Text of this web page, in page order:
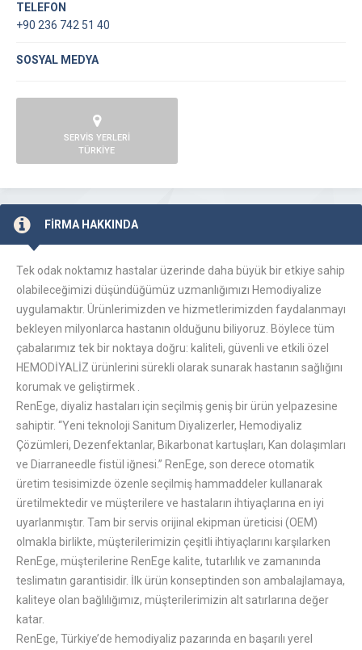
TELEFON
+90 236 742 51 40
SOSYAL MEDYA
SERVİS YERLERİ
TÜRKİYE
FİRMA HAKKINDA
Tek odak noktamız hastalar üzerinde daha büyük bir etkiye sahip
olabileceğimizi düşündüğümüz uzmanlığımızı Hemodiyalize
uygulamaktır. Ürünlerimizden ve hizmetlerimizden faydalanmayı
bekleyen milyonlarca hastanın olduğunu biliyoruz. Böylece tüm
çabalarımız tek bir noktaya doğru: kaliteli, güvenli ve etkili özel
HEMODİYALİZ ürünlerini sürekli olarak sunarak hastanın sağlığını
korumak ve geliştirmek .
RenEge, diyaliz hastaları için seçilmiş geniş bir ürün yelpazesine
sahiptir. “Yeni teknoloji Sanitum Diyalizerler, Hemodiyaliz
Çözümleri, Dezenfektanlar, Bikarbonat kartuşları, Kan dolaşımları
ve Diarraneedle fistül iğnesi.” RenEge, son derece otomatik
üretim tesisimizde özenle seçilmiş hammaddeler kullanarak
üretilmektedir ve müşterilere ve hastaların ihtiyaçlarına en iyi
uyarlanmıştır. Tam bir servis orijinal ekipman üreticisi (OEM)
olmakla birlikte, müşterilerimizin çeşitli ihtiyaçlarını karşılarken
RenEge, müşterilerine RenEge kalite, tutarlılık ve zamanında
teslimatın garantisidir. İlk ürün konseptinden son ambalajlamaya,
kaliteye olan bağlılığımız, müşterilerimizin alt satırlarına değer
katar.
RenEge, Türkiye’de hemodiyaliz pazarında en başarılı yerel